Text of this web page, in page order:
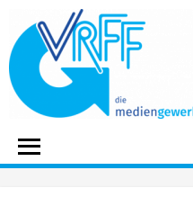
content